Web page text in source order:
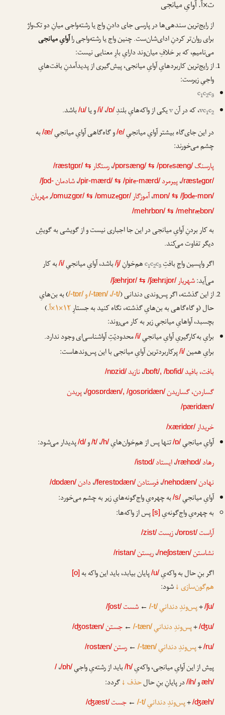
ت×آ. آوایِ میانجی
از رایج‌ترین سندهی‌ها در پارسی جای دادنِ واج یا رشته‌واجی میانِ دو تک‌واژ
برای ر‌وان‌تر کردنِ ادای‌شان‌ست. چنین واج یا رشته‌واجی راآوایِ میانجی
می‌نامیم، که بر خلافِ میان‌وند دارایِ بارِ معنایی نیست:
از رایج‌ترین کاربردهایِ آوایِ میانجی، پیش‌گیری از پدیدآمدنِ بافت‌هایِ
واجیِ زیرست:
c1c2c3
vc1c2 ، که در آنvیکی از واکه‌هایِ بلندِ/ɒ/،/i/و یا/u/باشد.
در این جای‌گاه بیشتر آوایِ میانجیِ/e/و گاه‌گاهی آوایِ میانجیِ/æ/به
چشم می‌خورند:
پارسنگ
/pɒrsæng/⇆ /pɒresæng/ ،رستگار /ræstgɒr/⇆
/ræstegɒr/ ،پیرمرد /pir-mærd/⇆ /pire-mærd/ ،شادمان /ʃɒd-
mɒn/⇆ /ʃɒde-mɒn/ ،آموزگار /ɒmuzgɒr/⇆ /ɒmuzegɒr/
,مهربان
/mehrbɒn/⇆ /mehræbɒn/
به کار بردنِ آوایِ میانجی در این جا اجباری نیست و از گویشی به گویشِ
دیگر تفاوت می‌کند.
اگر واپسین واجِ بافتِ
c1c2c3 هم‌خوانِ/j/باشد، آوایِ میانجیِ/i/به کار
می‌آید:شهریار /ʃæhrjɒr/⇆ /ʃæhrijɒr/
از این گذشته، اگر پس‌وندی دندانی (/-t/،/-tæn/و/-tɒr/) به بن‌هایِ
حال (و گاه‌گاهی به بن‌هایِ گذشته، نگاه کنید به جستارِ۱۲×۱×آ.
)
بچسبد، آواهایِ میانجیِ زیر به کار می‌روند:
برایِ به‌کارگیریِ آوایِ میانجیِ/i/محدودیّتِ آواشناسی‌ای وجود ندارد.
برایِ همین/i/پرکاربردترین آوایِ میانجی با این پس‌وندهاست:
بافت، بافید /bɒft/, /bɒfid/،نازید /nɒzid/
گساردن، گساریدن/gosɒrdæn/, /gosɒridæn/،پریدن
/pæridæn/
خریدار/xæridɒr/
آوایِ میانجیِ/ɒ/تنها پس از هم‌خوان‌هایِ/h/،/t/و/d/پدیدار می‌شود:
رهاد /ræhɒd/،ایستاد /istɒd/
نهادن/nehɒdæn/،فرستادن/ferestɒdæn/،دادن/dɒdæn/
آوایِ میانجیِ/s/به چهره‌یِ واج‌گونه‌هایِ زیر به چشم می‌خورد:
به چهره‌یِ واج‌گونه‌یِ[s] پس از واکه‌ها:
آراست /ɒrɒst/،زیست /zist/
نشاستن/neʃɒstæn/،ریستن/ristan/
اگر بنِ حال به واکه‌یِ/u/پایان بیابد، باید این واکه به[o]
هم‌گون‌سازی↓شود:
/ʃu/
+پس‌وندِ دندانیِ/-t/
←شست /ʃost/
/ʤu/
+پس‌وندِ دندانیِ/-tæn/
←جستن/ʤostæn/
/ru/
+پس‌وندِ دندانیِ/-tæn/
←رستن/rostæn/
پیش از این آوایِ میانجی، واکه‌یِ/h/باید از رشته‌یِ واجیِ/ɒh/،/
æh/و/ih/در پایانِ بنِ حالحذف↓گردد:
/ʤæh/
+پس‌وندِ دندانیِ/-t/
←جست /ʤæst/